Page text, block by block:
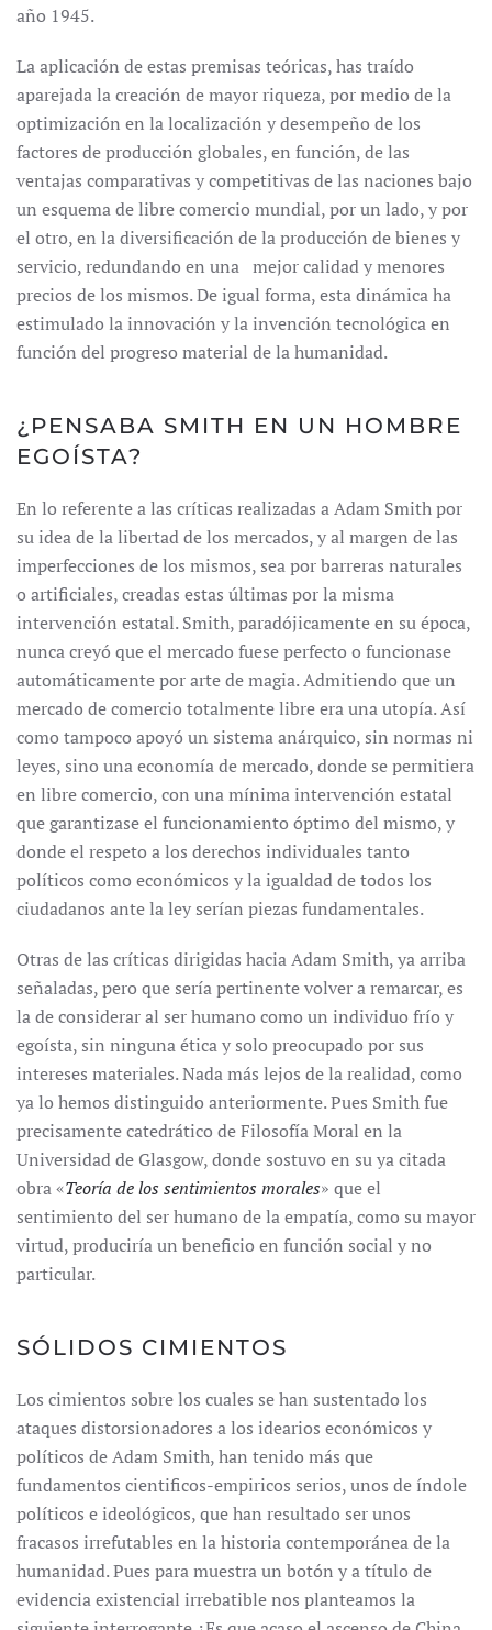
año 1945.
La aplicación de estas premisas teóricas, has traído
aparejada la creación de mayor riqueza, por medio de la
optimización en la localización y desempeño de los
factores de producción globales, en función, de las
ventajas comparativas y competitivas de las naciones bajo
un esquema de libre comercio mundial, por un lado, y por
el otro, en la diversificación de la producción de bienes y
servicio, redundando en una mejor calidad y menores
precios de los mismos. De igual forma, esta dinámica ha
estimulado la innovación y la invención tecnológica en
función del progreso material de la humanidad.
¿PENSABA SMITH EN UN HOMBRE
EGOÍSTA?
En lo referente a las críticas realizadas a Adam Smith por
su idea de la libertad de los mercados, y al margen de las
imperfecciones de los mismos, sea por barreras naturales
o artificiales, creadas estas últimas por la misma
intervención estatal. Smith, paradójicamente en su época,
nunca creyó que el mercado fuese perfecto o funcionase
automáticamente por arte de magia. Admitiendo que un
mercado de comercio totalmente libre era una utopía. Así
como tampoco apoyó un sistema anárquico, sin normas ni
leyes, sino una economía de mercado, donde se permitiera
en libre comercio, con una mínima intervención estatal
que garantizase el funcionamiento óptimo del mismo, y
donde el respeto a los derechos individuales tanto
políticos como económicos y la igualdad de todos los
ciudadanos ante la ley serían piezas fundamentales.
Otras de las críticas dirigidas hacia Adam Smith, ya arriba
señaladas, pero que sería pertinente volver a remarcar, es
la de considerar al ser humano como un individuo frío y
egoísta, sin ninguna ética y solo preocupado por sus
intereses materiales. Nada más lejos de la realidad, como
ya lo hemos distinguido anteriormente. Pues Smith fue
precisamente catedrático de Filosofía Moral en la
Universidad de Glasgow, donde sostuvo en su ya citada
obra «Teoría de los sentimientos morales» que el
sentimiento del ser humano de la empatía, como su mayor
virtud, produciría un beneficio en función social y no
particular.
SÓLIDOS CIMIENTOS
Los cimientos sobre los cuales se han sustentado los
ataques distorsionadores a los idearios económicos y
políticos de Adam Smith, han tenido más que
fundamentos cientificos-empiricos serios, unos de índole
políticos e ideológicos, que han resultado ser unos
fracasos irrefutables en la historia contemporánea de la
humanidad. Pues para muestra un botón y a título de
evidencia existencial irrebatible nos planteamos la